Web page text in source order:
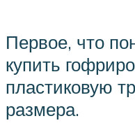
Первое, что
купить
пластиковую
размера.